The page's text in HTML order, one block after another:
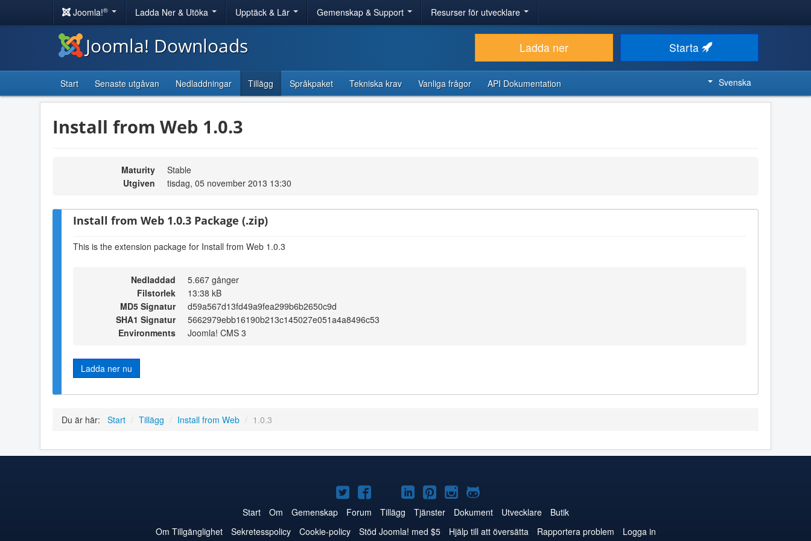
Joomla!® Ladda Ner & Utöka Upptäck & Lär Gemenskap & Support Resurser för utvecklare
Joomla! Downloads Ladda ner Starta
Start Senaste utgåvan Nedladdningar Tillägg Språkpaket Tekniska krav Vanliga frågor API Dokumentation Svenska
Install from Web 1.0.3
Maturity
Stable
Utgiven
tisdag, 05 november 2013 13:30
Install from Web 1.0.3 Package (.zip)
This is the extension package for Install from Web 1.0.3
Nedladdad
5.667 gånger
Filstorlek
13:38 kB
MD5 Signatur
d59a567d13fd49a9fea299b6b2650c9d
SHA1 Signatur
5662979ebb16190b213c145027e051a4a8496c53
Environments
Joomla! CMS 3
Ladda ner nu
Du är här: Start / Tillägg / Install from Web / 1.0.3
Joomla!
på
Twitter
Joomla!
på
Facebook
Joomla!
på
YouTube
Joomla!
på
LinkedIn
Joomla!
på
Pinterest
Joomla!
på
Instagram
Joomla!
på
GitHub
Start Om Gemenskap Forum Tillägg Tjänster Dokument Utvecklare
Butik
Om Tillgänglighet
Sekretesspolicy Cookie-policy Stöd Joomla! med $5 Hjälp till att översätta Rapportera problem Logga in